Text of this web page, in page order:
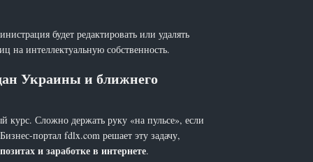
будет редактировать или удалять
на интеллектуальную собственность.
Украины и ближнего
курс. Сложно держать руку «на пульсе», если
портал fdlx.com решает эту задачу,
и заработке в интернете.